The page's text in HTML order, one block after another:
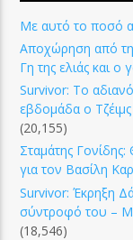
Με αυτό το ποσό
Αποχώρηση από τη
Γη της ελιάς και ο
Survivor: Το
εβδομάδα ο
(20,155)
Σταμάτης
για τον Βασίλη
Survivor: Έκρηξη
σύντροφό του –
(18,546)